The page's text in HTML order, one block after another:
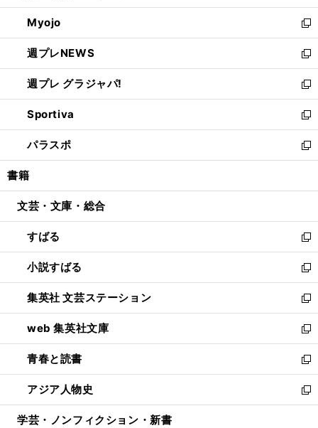
開
く
ウ
で
開
く
ン
ド
ウ
で
開
く
ウ
ィ
ン
ド
ウ
で
開
く
Myojo
新
し
い
ウ
ィ
ン
ド
ウ
で
開
週プレNEWS
新
し
い
ウ
ィ
ン
ド
ウ
開
週プレ グラジャパ!
新
し
い
ウ
ィ
ン
ウ
開
く
Sportiva
新
し
い
ウ
ン
ウ
で
開
く
パラスポ
新
し
ウ
ン
ド
ウ
で
開
く
書籍
文芸・文庫・総合
すばる
新
し
い
ウ
ィ
ン
ド
ウ
で
開
く
小説すばる
新
し
い
ウ
ィ
ン
ド
ウ
で
開
集英社 文芸ステーション
新
し
い
ウ
ィ
ン
ド
ウ
web 集英社文庫
新
し
い
ウ
ィ
ン
青春と読書
新
し
い
ウ
アジア人物史
新
し
学芸・ノンフィクション・新書